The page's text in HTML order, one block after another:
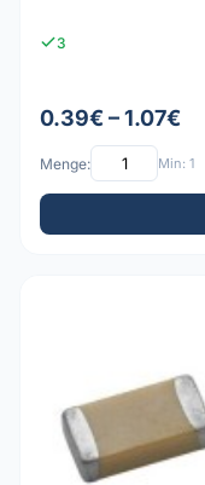
3
0.39€ – 1.07€
Menge: Min: 1